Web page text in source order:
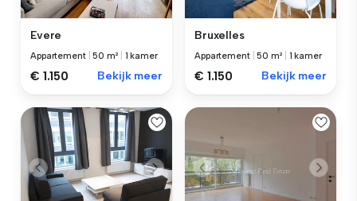
Evere
Appartement |50 m² 1 kamer
€ 1.150 Bekijk meer
Bruxelles
Appartement |50 m² 1 kamer
€ 1.150 Bekijk meer